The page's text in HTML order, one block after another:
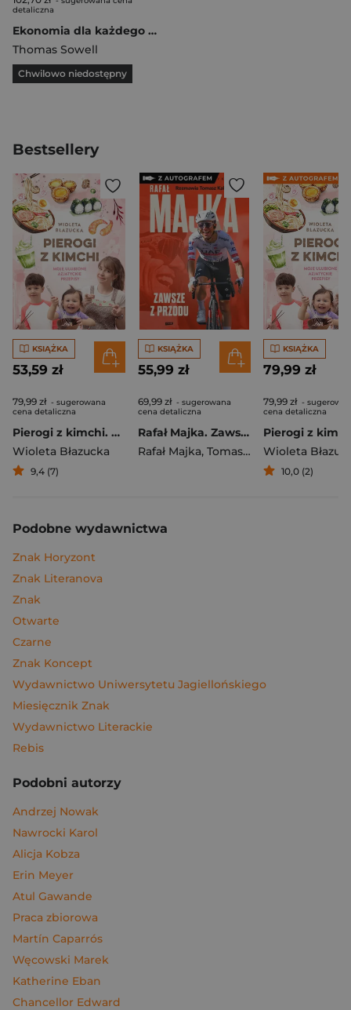
detaliczna
Ekonomia dla każdego Co każdy szanujący się obywatel, wyborca i podatnik powinien wiedzieć o gospodarce
Thomas Sowell
Chwilowo niedostępny
Bestsellery
KSIĄŻKA
53,59 zł
79,99 zł - sugerowana
cena detaliczna
Pierogi z kimchi. Moje ulubione azjatyckie przepisy
Wioleta Błazucka
9,4 (7)
KSIĄŻKA
55,99 zł
69,99 zł - sugerowana
cena detaliczna
Rafał Majka. Zawsze z przodu. Rozmawia Tomasz Kalemba - książka z autografem
Rafał Majka, Tomasz Kalemba
KSIĄŻKA
79,99 zł
79,99 zł -
cena detaliczna
Wioleta
10,0 (2)
Podobne wydawnictwa
Znak Horyzont
Znak Literanova
Znak
Otwarte
Czarne
Znak Koncept
Wydawnictwo Uniwersytetu Jagiellońskiego
Miesięcznik Znak
Wydawnictwo Literackie
Rebis
Podobni autorzy
Andrzej Nowak
Nawrocki Karol
Alicja Kobza
Erin Meyer
Atul Gawande
Praca zbiorowa
Martín Caparrós
Węcowski Marek
Katherine Eban
Chancellor Edward